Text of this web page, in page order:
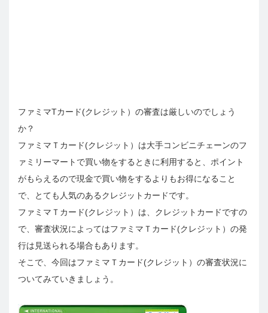
ファミマTカード(クレジット）の審査は厳しいのでしょう
か？
ファミマＴカード(クレジット）は大手コンビニチェーンのフ
ァミリーマートで買い物をするときに利用すると、ポイント
がもらえるので現金で買い物をするよりもお得になること
で、とても人気のあるクレジットカードです。
ファミマＴカード(クレジット）は、クレジットカードですの
で、審査状況によってはファミマＴカード(クレジット）の発
行は見送られる場合もあります。
そこで、今回はファミマＴカード(クレジット）の審査状況に
ついてみていきましょう。